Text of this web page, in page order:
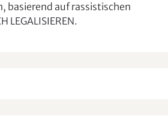
basierend auf rassistischen
LEGALISIEREN.